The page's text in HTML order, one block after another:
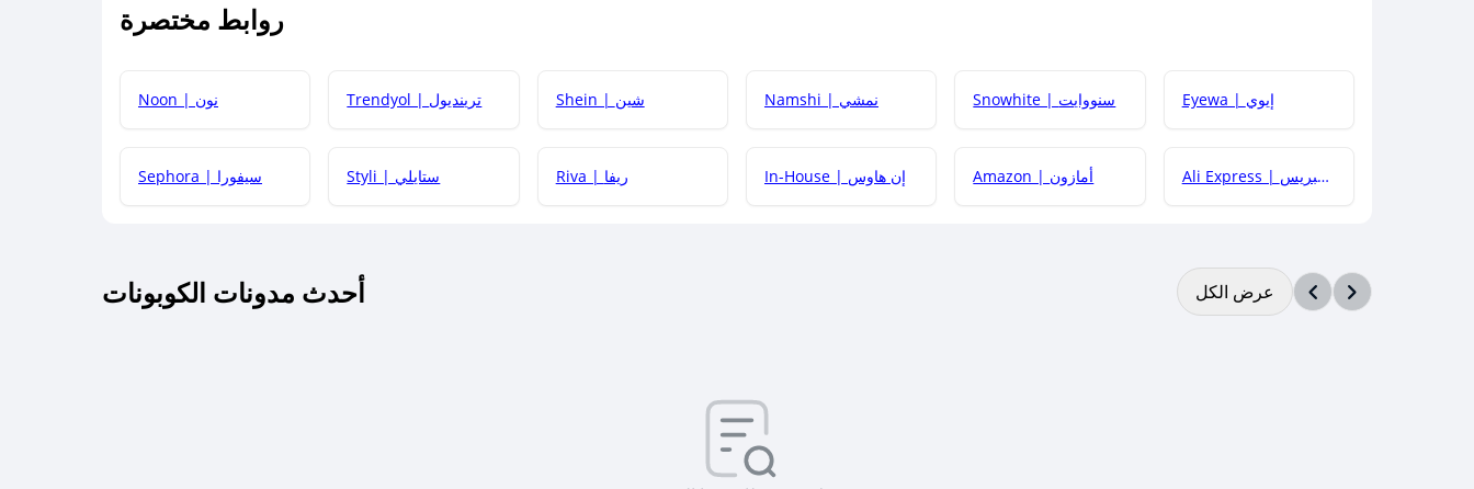
روابط مختصرة
Noon | نون Trendyol | ترينديول Shein | شين Namshi | نمشي Snowhite | سنووايت Eyewa | إيوي
Sephora | سيفورا Styli | ستايلي Riva | ريفا In-House | إن هاوس Amazon | أمازون Ali Express | علي إكسبريس
أحدث مدونات الكوبونات عرض الكل